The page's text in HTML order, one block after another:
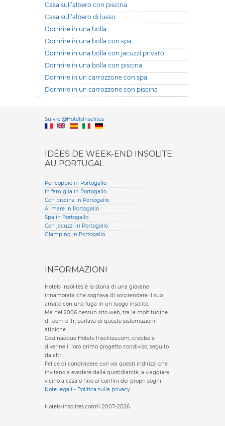
Casa sull’albero con piscina
Casa sull’albero di lusso
Dormire in una bolla
Dormire in una bolla con spa
Dormire in una bolla con jacuzzi privato
Dormire in una bolla con piscina
Dormire in un carrozzone con spa
Dormire in un carrozzone con piscina
Suivre @HotelsInsolitesVersione
IDÉES DE WEEK-END INSOLITE
AU PORTUGAL
Per coppie in Portogallo
In famiglia in Portogallo
Con piscina in Portogallo
Al mare in Portogallo
Spa in Portogallo
Con jacuzzi in Portogallo
Glamping in Portogallo
INFORMAZIONI
Hotels Insolites è la storia di una giovane
innamorata che sognava di sorprendere il suo
amato con una fuga in un luogo insolito.
Ma nel 2006 nessun sito web, tra la moltitudine
di .com o .fr, parlava di queste sistemazioni
atipiche.
Così nacque Hotels-Insolites.com, crebbe e
divenne il loro primo progetto condiviso, seguito
da altri.
Felice di condividere con voi questi indirizzi che
invitano a evadere dalla quotidianità, a viaggiare
vicino a casa o fino ai confini dei propri sogni.
Note legali - Politica sulla privacy
Hotels-insolites.com© 2007-2026